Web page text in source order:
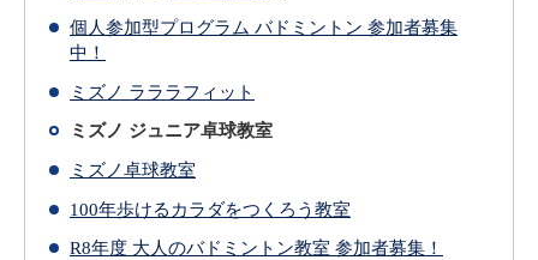
個人参加型プログラム バドミントン 参加者募集
中！
ミズノ ラララフィット
ミズノ ジュニア卓球教室
ミズノ卓球教室
100年歩けるカラダをつくろう教室
R8年度 大人のバドミントン教室 参加者募集！